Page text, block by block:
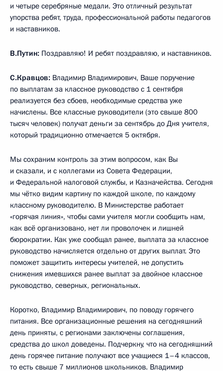
и четыре серебряные медали. Это отличный результат
упорства ребят, труда, профессиональной работы педагогов
и наставников.
В.Путин: Поздравляю! И ребят поздравляю, и наставников.
С.Кравцов: Владимир Владимирович, Ваше поручение
по выплатам за классное руководство с 1 сентября
реализуется без сбоев, необходимые средства уже
начислены. Все классные руководители (это свыше 800
тысяч человек) получат деньги за сентябрь до Дня учителя,
который традиционно отмечается 5 октября.
Мы сохраним контроль за этим вопросом, как Вы
и сказали, и с коллегами из Совета Федерации,
и Федеральной налоговой службы, и Казначейства. Сегодня
мы чётко видим картину по каждой школе, по каждому
классному руководителю. В Министерстве работает
«горячая линия», чтобы сами учителя могли сообщить нам,
как всё организовано, нет ли проволочек и лишней
бюрократии. Как уже сообщал ранее, выплата за классное
руководство начисляется отдельно от других выплат. Это
поможет защитить интересы учителей, не допустить
снижения имевшихся ранее выплат за двойное классное
руководство, северных, региональных.
Коротко, Владимир Владимирович, по поводу горячего
питания. Все организационные решения на сегодняшний
день приняты, с регионами заключены соглашения,
средства до школ доведены. Подчеркну, что на сегодняшний
день горячее питание получают все учащиеся 1–4 классов,
то есть свыше 7 миллионов школьников. Владимир